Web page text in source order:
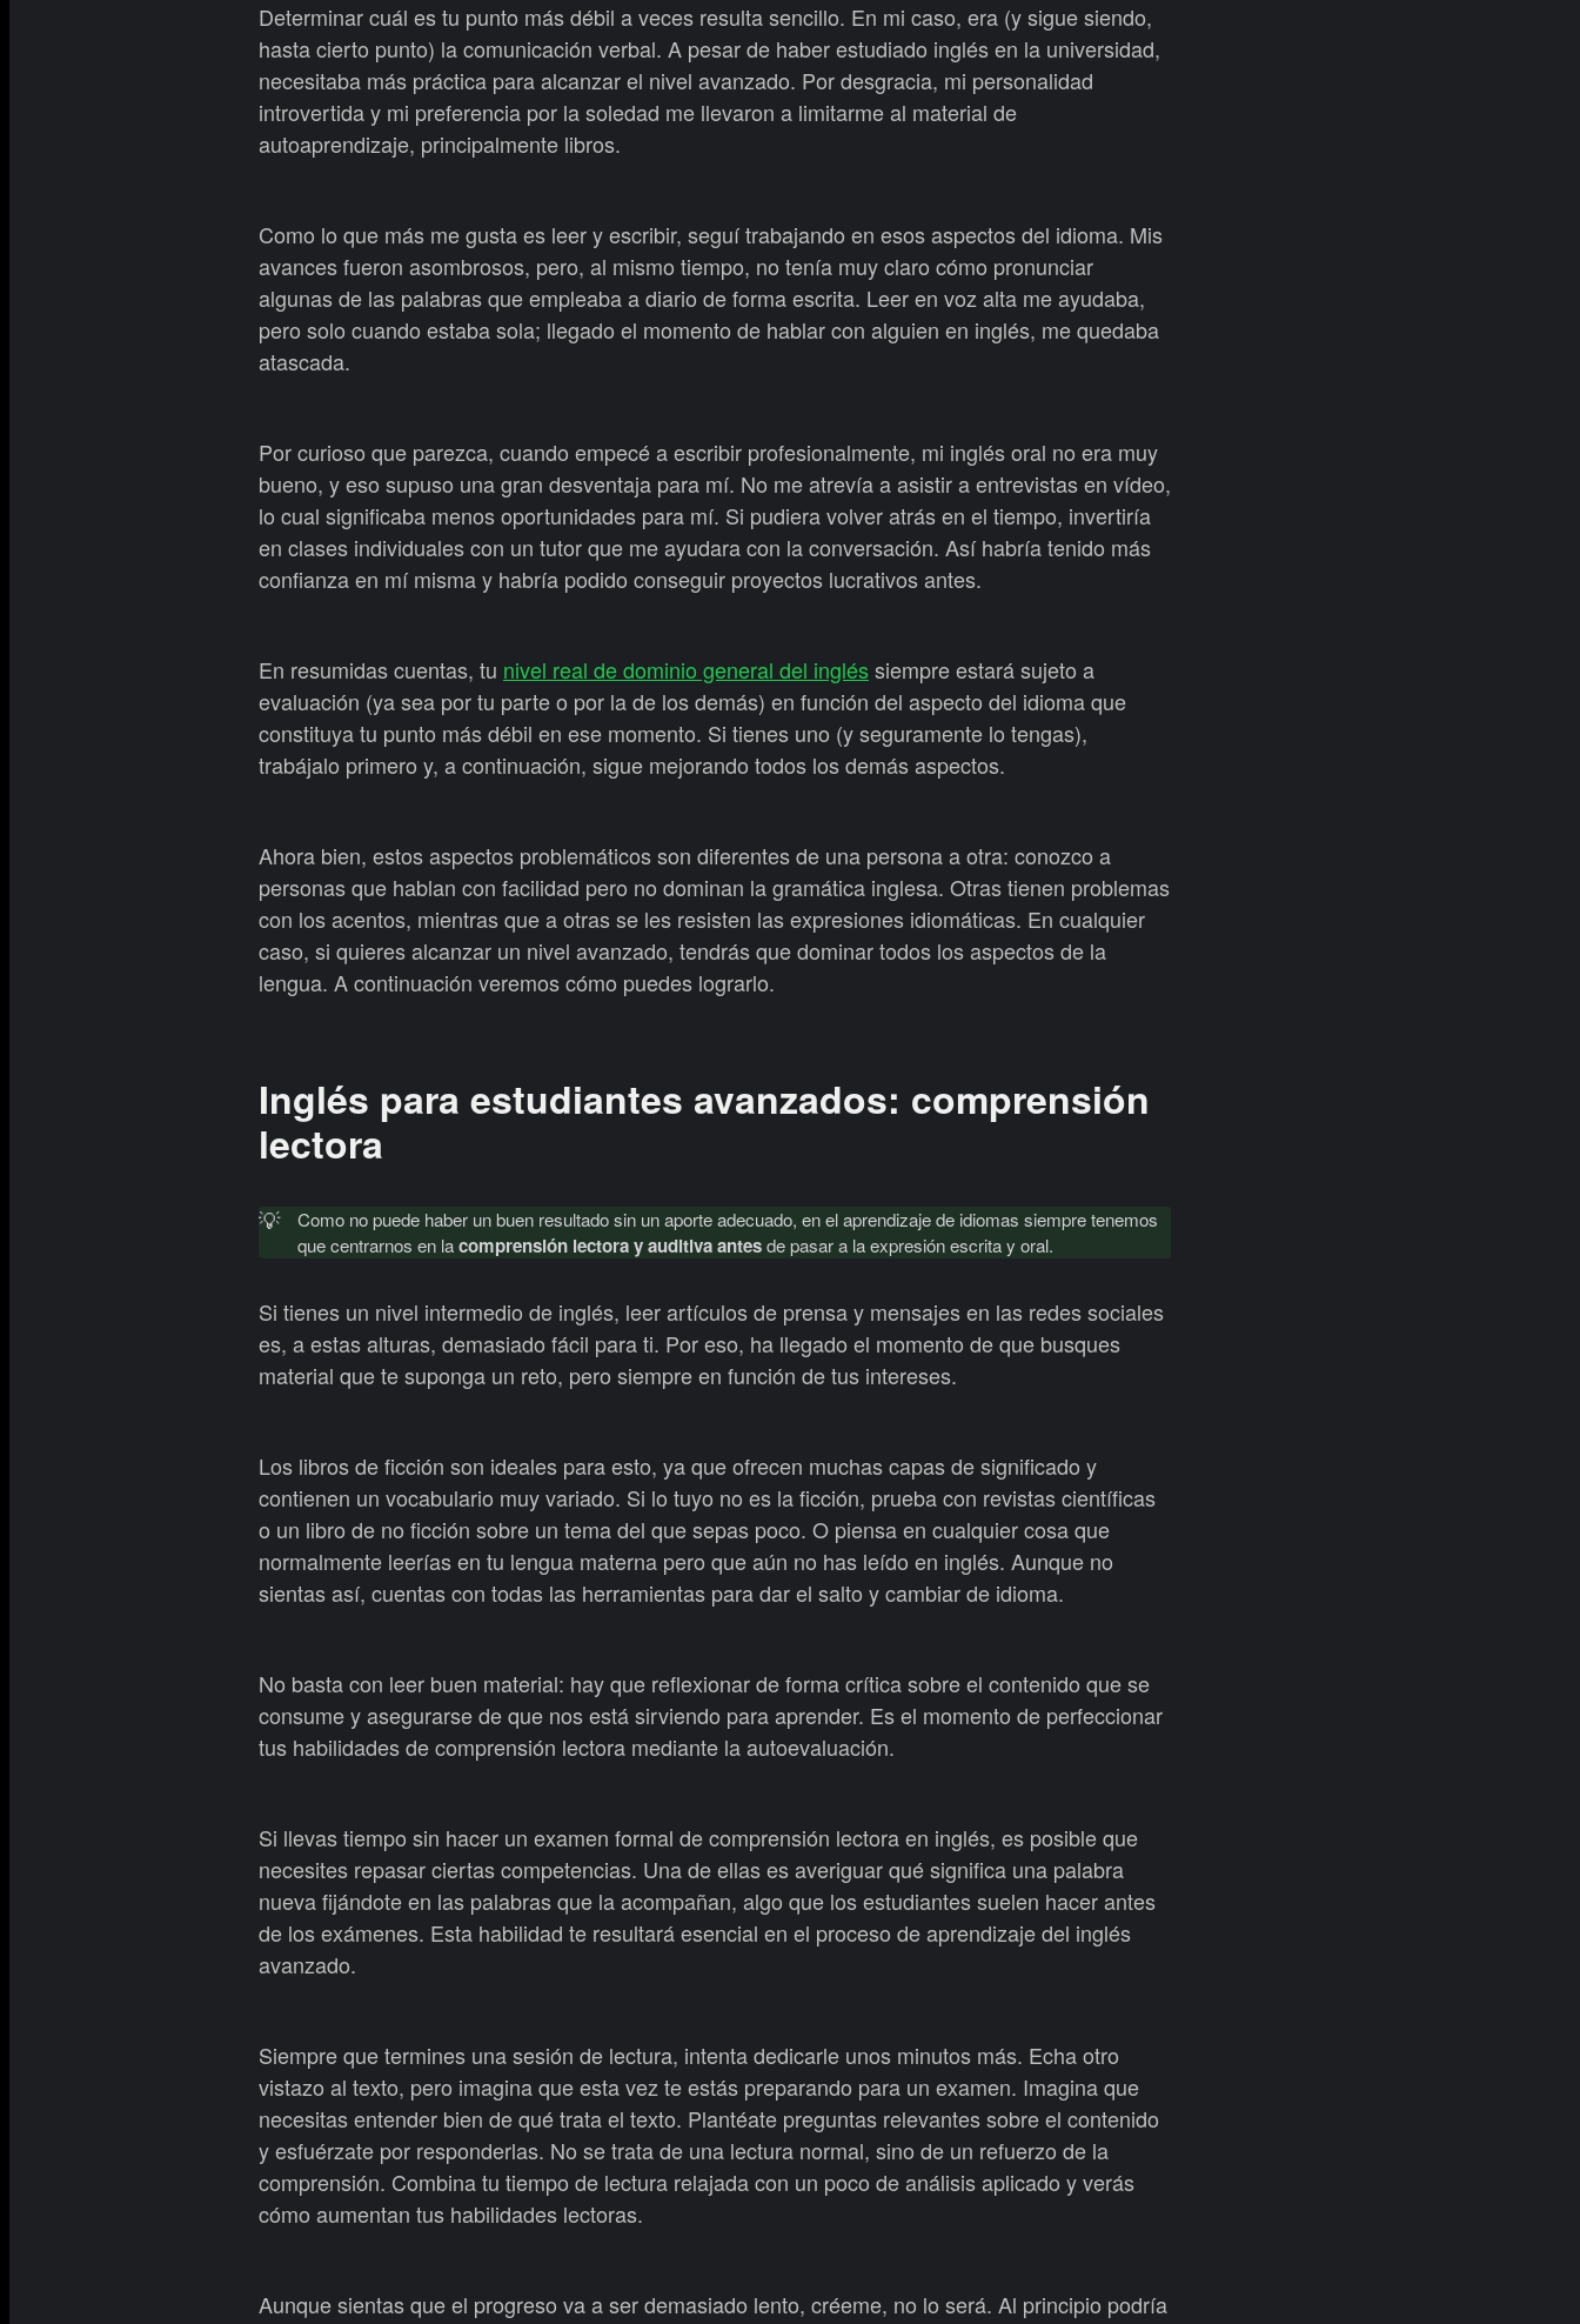
Determinar cuál es tu punto más débil a veces resulta sencillo. En mi caso, era (y sigue siendo,
hasta cierto punto) la comunicación verbal. A pesar de haber estudiado inglés en la universidad,
necesitaba más práctica para alcanzar el nivel avanzado. Por desgracia, mi personalidad
introvertida y mi preferencia por la soledad me llevaron a limitarme al material de
autoaprendizaje, principalmente libros.
Como lo que más me gusta es leer y escribir, seguí trabajando en esos aspectos del idioma. Mis
avances fueron asombrosos, pero, al mismo tiempo, no tenía muy claro cómo pronunciar
algunas de las palabras que empleaba a diario de forma escrita. Leer en voz alta me ayudaba,
pero solo cuando estaba sola; llegado el momento de hablar con alguien en inglés, me quedaba
atascada.
Por curioso que parezca, cuando empecé a escribir profesionalmente, mi inglés oral no era muy
bueno, y eso supuso una gran desventaja para mí. No me atrevía a asistir a entrevistas en vídeo,
lo cual significaba menos oportunidades para mí. Si pudiera volver atrás en el tiempo, invertiría
en clases individuales con un tutor que me ayudara con la conversación. Así habría tenido más
confianza en mí misma y habría podido conseguir proyectos lucrativos antes.
En resumidas cuentas, tu nivel real de dominio general del ingléssiempre estará sujeto a
evaluación (ya sea por tu parte o por la de los demás) en función del aspecto del idioma que
constituya tu punto más débil en ese momento. Si tienes uno (y seguramente lo tengas),
trabájalo primero y, a continuación, sigue mejorando todos los demás aspectos.
Ahora bien, estos aspectos problemáticos son diferentes de una persona a otra: conozco a
personas que hablan con facilidad pero no dominan la gramática inglesa. Otras tienen problemas
con los acentos, mientras que a otras se les resisten las expresiones idiomáticas. En cualquier
caso, si quieres alcanzar un nivel avanzado, tendrás que dominar todos los aspectos de la
lengua. A continuación veremos cómo puedes lograrlo.
Inglés para estudiantes avanzados: comprensión
lectora
💡
Como no puede haber un buen resultado sin un aporte adecuado, en el aprendizaje de idiomas siempre tenemos
que centrarnos en lacomprensión lectora y auditiva antesde pasar a la expresión escrita y oral.
Si tienes un nivel intermedio de inglés, leer artículos de prensa y mensajes en las redes sociales
es, a estas alturas, demasiado fácil para ti. Por eso, ha llegado el momento de que busques
material que te suponga un reto, pero siempre en función de tus intereses.
Los libros de ficción son ideales para esto, ya que ofrecen muchas capas de significado y
contienen un vocabulario muy variado. Si lo tuyo no es la ficción, prueba con revistas científicas
o un libro de no ficción sobre un tema del que sepas poco. O piensa en cualquier cosa que
normalmente leerías en tu lengua materna pero que aún no has leído en inglés. Aunque no
sientas así, cuentas con todas las herramientas para dar el salto y cambiar de idioma.
No basta con leer buen material: hay que reflexionar de forma crítica sobre el contenido que se
consume y asegurarse de que nos está sirviendo para aprender. Es el momento de perfeccionar
tus habilidades de comprensión lectora mediante la autoevaluación.
Si llevas tiempo sin hacer un examen formal de comprensión lectora en inglés, es posible que
necesites repasar ciertas competencias. Una de ellas es averiguar qué significa una palabra
nueva fijándote en las palabras que la acompañan, algo que los estudiantes suelen hacer antes
de los exámenes. Esta habilidad te resultará esencial en el proceso de aprendizaje del inglés
avanzado.
Siempre que termines una sesión de lectura, intenta dedicarle unos minutos más. Echa otro
vistazo al texto, pero imagina que esta vez te estás preparando para un examen. Imagina que
necesitas entender bien de qué trata el texto. Plantéate preguntas relevantes sobre el contenido
y esfuérzate por responderlas. No se trata de una lectura normal, sino de un refuerzo de la
comprensión. Combina tu tiempo de lectura relajada con un poco de análisis aplicado y verás
cómo aumentan tus habilidades lectoras.
Aunque sientas que el progreso va a ser demasiado lento, créeme, no lo será. Al principio podría